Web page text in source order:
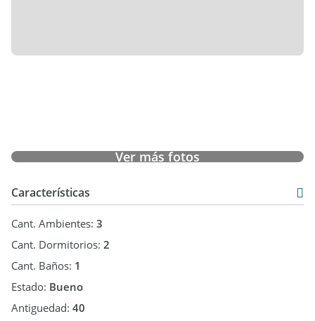
Ver más fotos
Características
Cant. Ambientes: 3
Cant. Dormitorios: 2
Cant. Baños: 1
Estado: Bueno
Antiguedad: 40